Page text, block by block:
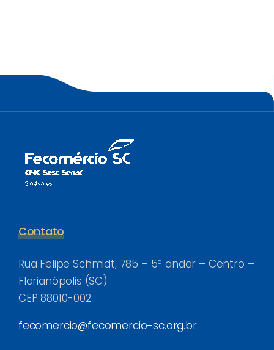
Contato
Rua Felipe Schmidt, 785 – 5º andar – Centro –
Florianópolis (SC)
CEP 88010-002
fecomercio@fecomercio-sc.org.br